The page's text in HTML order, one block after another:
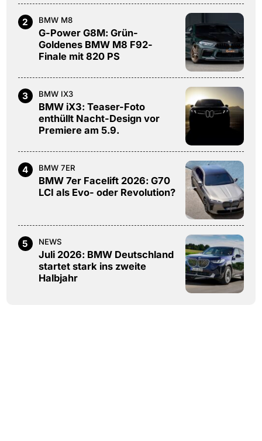
2 BMW M8
G-Power G8M: Grün-
Goldenes BMW M8 F92-
Finale mit 820 PS
3 BMW IX3
BMW iX3: Teaser-Foto
enthüllt Nacht-Design vor
Premiere am 5.9.
4 BMW 7ER
BMW 7er Facelift 2026: G70
LCI als Evo- oder Revolution?
5 NEWS
Juli 2026: BMW Deutschland
startet stark ins zweite
Halbjahr